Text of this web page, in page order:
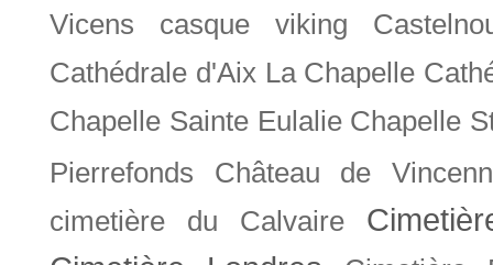
Vicens casque viking
Cathédrale d'Aix La Chapelle
Chapelle Sainte Eulalie Chapelle
Pierrefonds
Château de
cimetière du Calvaire